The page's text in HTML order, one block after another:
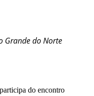
Grande do Norte
do encontro